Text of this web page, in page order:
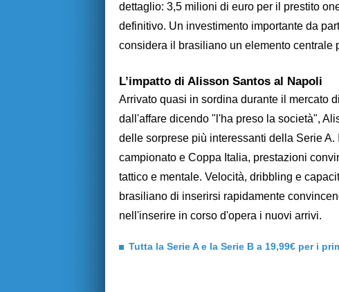
dettaglio: 3,5 milioni di euro per il prestito
definitivo. Un investimento importante da
considera il brasiliano un elemento centrale
L’impatto di Alisson Santos al Napoli
Arrivato quasi in sordina durante il mercato
dall'affare dicendo "l'ha preso la società",
delle sorprese più interessanti della Serie
campionato e Coppa Italia, prestazioni
tattico e mentale. Velocità, dribbling e
brasiliano di inserirsi rapidamente
nell'inserire in corso d'opera i nuovi arrivi.
Tutta la Serie A e la Serie B a 19,99€ per i